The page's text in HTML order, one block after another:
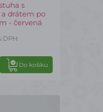
s
drátem po
- červená
DPH
Do košíku